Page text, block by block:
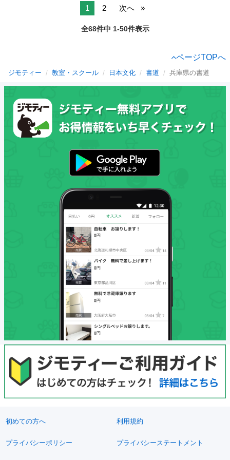
1 2 次へ
全68件中 1-50件表示
ページTOPへ
ジモティー 教室・スクール 日本文化 書道 兵庫県の書道
初めての方へ 利用規約
プライバシーポリシー プライバシーステートメント